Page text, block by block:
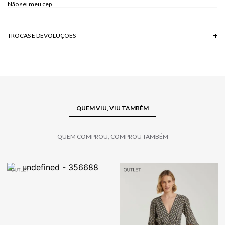
Modelo veste P.
Não sei meu cep
TROCAS E DEVOLUÇÕES
QUEM VIU, VIU TAMBÉM
QUEM COMPROU, COMPROU TAMBÉM